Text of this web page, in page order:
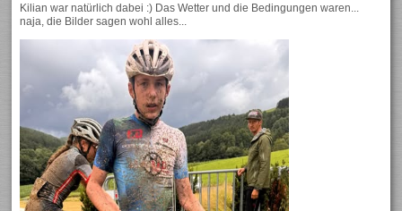
Kilian war natürlich dabei :) Das Wetter und die Bedingungen waren...
naja, die Bilder sagen wohl alles...